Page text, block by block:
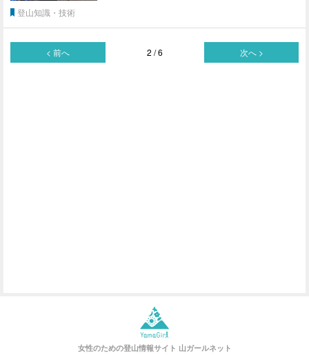
登山知識・技術
< 前へ 2 / 6 次へ >
女性のための登山情報サイト 山ガールネット